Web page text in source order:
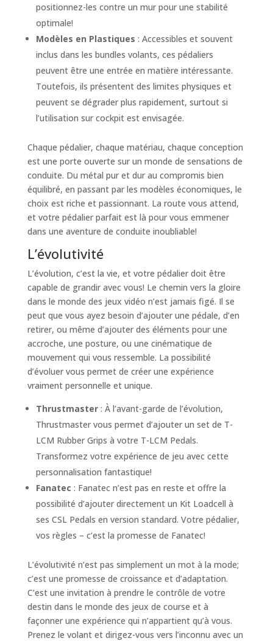
positionnez-les contre un mur pour une stabilité
optimale!
Modèles en Plastiques : Accessibles et souvent
inclus dans les bundles volants, ces pédaliers
peuvent être une entrée en matière intéressante.
Toutefois, ils présentent des limites physiques et
peuvent se dégrader plus rapidement, surtout si
l’utilisation sur cockpit est envisagée.
Chaque pédalier, chaque matériau, chaque conception
est une porte ouverte sur un monde de sensations de
conduite. Du métal pur et dur au compromis bien
équilibré, en passant par les modèles économiques, le
choix est riche et passionnant. La route vous attend,
et votre pédalier parfait est là pour vous emmener
dans une aventure de conduite inoubliable!
L’évolutivité
L’évolution, c’est la vie, et votre pédalier doit être
capable de grandir avec vous! Le chemin vers la gloire
dans le monde des jeux vidéo n’est jamais figé. Il se
peut que vous ayez besoin d’ajouter une pédale, d’en
retirer, ou même d’ajouter des éléments pour une
accroche, une posture, ou une cinématique de
mouvement qui vous ressemble. La possibilité
d’évoluer vous permet de créer une expérience
vraiment personnelle et unique.
Thrustmaster : À l’avant-garde de l’évolution,
Thrustmaster vous permet d’ajouter un set de T-
LCM Rubber Grips à votre T-LCM Pedals.
Transformez votre expérience de jeu avec cette
personnalisation fantastique!
Fanatec : Fanatec n’est pas en reste et offre la
possibilité d’ajouter directement un Kit Loadcell à
ses CSL Pedals en version standard. Votre pédalier,
vos règles – c’est la promesse de Fanatec!
L’évolutivité n’est pas simplement un mot à la mode;
c’est une promesse de croissance et d’adaptation.
C’est une invitation à prendre le contrôle de votre
destin dans le monde des jeux de course et à
façonner une expérience qui n’appartient qu’à vous.
Prenez le volant et dirigez-vous vers l’inconnu avec un